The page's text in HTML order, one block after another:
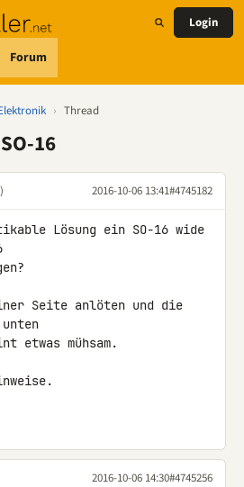
Forum
Login
› Thread
16
2016-10-06 13:41#4745182
Lösung ein SO-16 wide
Seite anlöten und die
etwas mühsam.
2016-10-06 14:30#4745256